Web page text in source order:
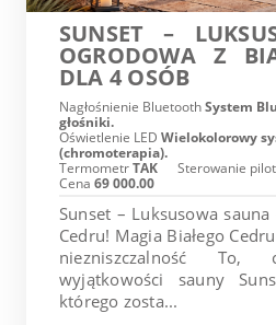
SUNSET –
OGRODOWA Z
DLA 4 OSÓB
Nagłośnienie BluetoothSystem
głośniki.
Oświetlenie LED Wielokolorowy
(chromoterapia).
TermometrTAK Sterowanie
Cena 69 000.00
Sunset – Luksusowa
Cedru! Magia Białego
niezniszczalność
wyjątkowości sauny
którego zosta...